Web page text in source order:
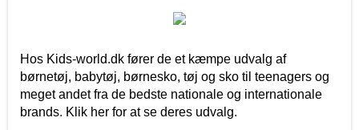
Hos Kids-world.dk fører de et kæmpe udvalg af
børnetøj, babytøj, børnesko, tøj og sko til teenagers og
meget andet fra de bedste nationale og internationale
brands. Klik her for at se deres udvalg.